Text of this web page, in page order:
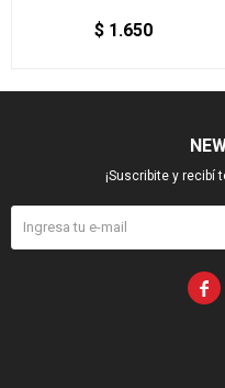
$ 1.650
¡Suscribite y recibí
